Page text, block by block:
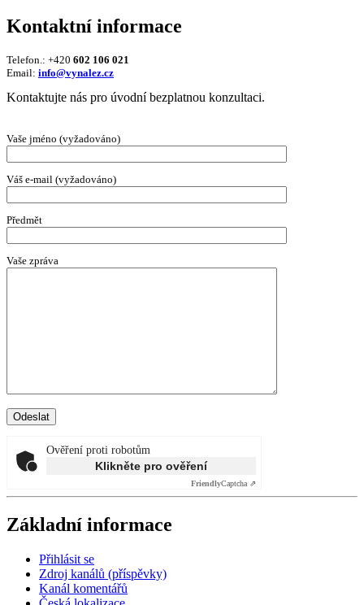
Kontaktní informace
Telefon.: +420 602 106 021
Email: info@vynalez.cz
Kontaktujte nás pro úvodní bezplatnou konzultaci.
Vaše jméno (vyžadováno)
Váš e-mail (vyžadováno)
Předmět
Vaše zpráva
Ověření proti robotům
Klikněte pro ověření
FriendlyCaptcha ⇗
Základní informace
Přihlásit se
Zdroj kanálů (příspěvky)
Kanál komentářů